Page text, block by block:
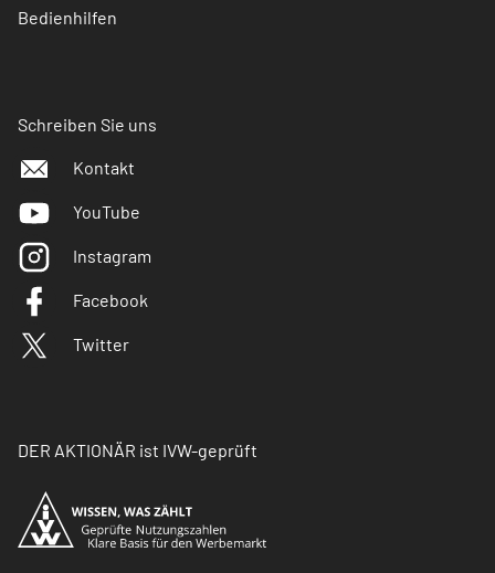
Bedienhilfen
Schreiben Sie uns
Kontakt
YouTube
Instagram
Facebook
Twitter
DER AKTIONÄR ist IVW-geprüft